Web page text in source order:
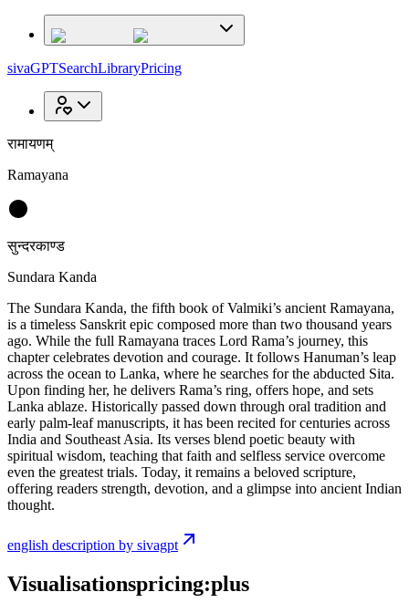
sivaGPTSearchLibraryPricing
रामायणम्
Ramayana
सुन्दरकाण्ड
Sundara Kanda
The Sundara Kanda, the fifth book of Valmiki’s ancient Ramayana,
is a timeless Sanskrit epic composed more than two thousand years
ago. While the full Ramayana traces Lord Rama’s journey, this
chapter celebrates devotion and courage. It follows Hanuman’s leap
across the ocean to Lanka, where he searches for the abducted Sita.
Upon finding her, he delivers Rama’s ring, offers hope, and sets
Lanka ablaze. Historically passed down through oral tradition and
early palm-leaf manuscripts, it has been recited for centuries across
India and Southeast Asia. Its verses blend poetic beauty with
spiritual wisdom, teaching that faith and selfless service overcome
even the greatest trials. Today, it remains a beloved scripture,
offering readers strength, devotion, and a glimpse into ancient Indian
thought.
english description by sivagpt
Visualisationspricing:plus